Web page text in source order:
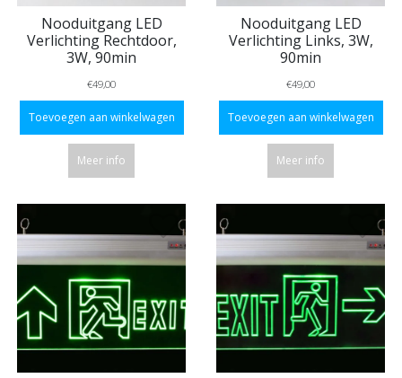
Nooduitgang LED
Verlichting Rechtdoor,
3W, 90min
€49,00
Toevoegen aan winkelwagen
Meer info
Nooduitgang LED
Verlichting Links, 3W,
90min
€49,00
Toevoegen aan winkelwagen
Meer info